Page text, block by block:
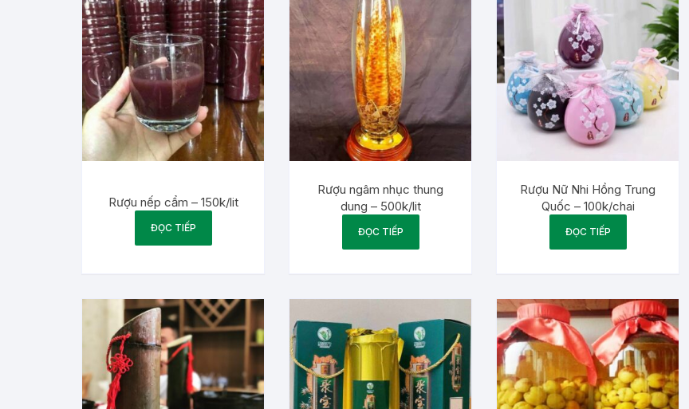
Rượu nếp cẩm – 150k/lit
ĐỌC TIẾP
Rượu ngâm nhục thung
dung – 500k/lit
ĐỌC TIẾP
Rượu Nữ Nhi Hồng Trung
Quốc – 100k/chai
ĐỌC TIẾP